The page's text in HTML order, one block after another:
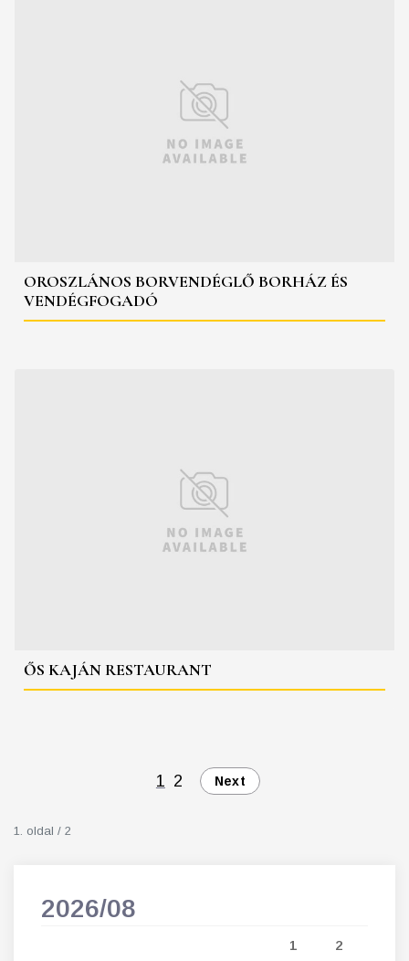
OROSZLÁNOS BORVENDÉGLŐ BORHÁZ ÉS
VENDÉGFOGADÓ
ŐS KAJÁN RESTAURANT
1 2 Next
1. oldal / 2
2026/08
1 2